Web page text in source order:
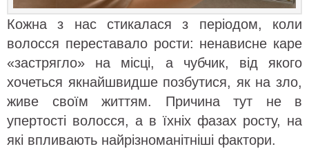
Кожна з нас стикалася з періодом, коли
волосся переставало рости: ненависне каре
«застрягло» на місці, а чубчик, від якого
хочеться якнайшвидше позбутися, як на зло,
живе своїм життям. Причина тут не в
упертості волосся, а в їхніх фазах росту, на
які впливають найрізноманітніші фактори.